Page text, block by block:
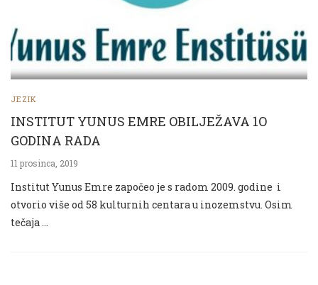
JEZIK
INSTITUT YUNUS EMRE OBILJEŽAVA 1O
GODINA RADA
11 prosinca, 2019
Institut Yunus Emre započeo je s radom 2009. godine i
otvorio više od 58 kulturnih centara u inozemstvu. Osim
tečaja …